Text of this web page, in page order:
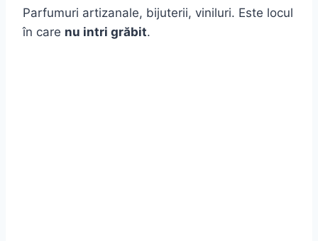
Parfumuri artizanale, bijuterii, viniluri. Este locul
în care nu intri grăbit.